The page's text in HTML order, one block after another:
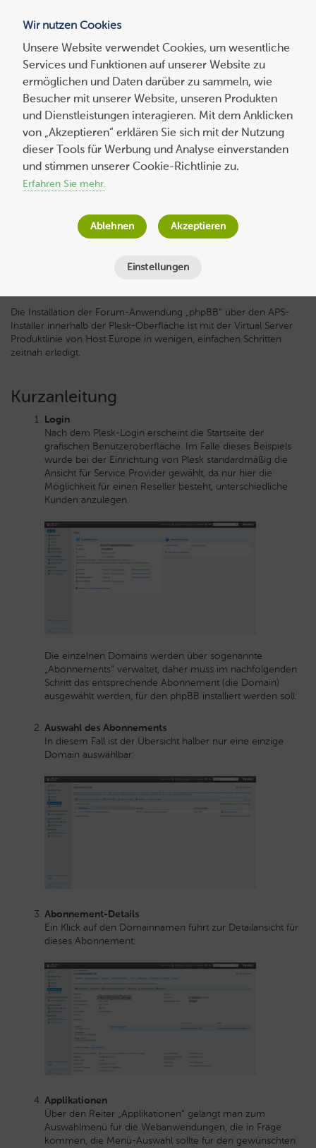
Suchen
nach:
HowTo: Wie installiert man phpBB über
das Pleskpanel
Thomas von Mengden am
27. Februar 2015
Minuten
Die Installation der Forum-Anwendung „phpBB“ über den APS-
Installer innerhalb der Plesk-Oberfläche ist mit der Virtual Server
Produktlinie von Host Europe in wenigen, einfachen Schritten
zeitnah erledigt.
Kurzanleitung
Login
Nach dem Plesk-Login erscheint die Startseite der
grafischen Benutzeroberfläche. Im Falle dieses Beispiels
wurde bei der Einrichtung von Plesk standardmäßig die
Ansicht für Service Provider gewählt, da nur hier die
Möglichkeit für einen Reseller besteht, unterschiedliche
Kunden anzulegen.
Die einzelnen Domains werden über sogenannte
„Abonnements“ verwaltet, daher muss im nachfolgenden
Schritt das entsprechende Abonnement (die Domain)
ausgewählt werden, für den phpBB installiert werden soll:
Auswahl des Abonnements
In diesem Fall ist der Übersicht halber nur eine einzige
Domain auswählbar:
Abonnement-Details
Ein Klick auf den Domainnamen führt zur Detailansicht für
dieses Abonnement:
Applikationen
Über den Reiter „Applikationen“ gelangt man zum
Auswahlmenü für die Webanwendungen, die in Frage
kommen, die Menü-Auswahl sollte für den gewünschten
Wir nutzen Cookies
Unsere Website verwendet Cookies, um wesentliche
Services und Funktionen auf unserer Website zu
ermöglichen und Daten darüber zu sammeln, wie
Besucher mit unserer Website, unseren Produkten
und Dienstleistungen interagieren. Mit dem Anklicken
von „Akzeptieren“ erklären Sie sich mit der Nutzung
dieser Tools für Werbung und Analyse einverstanden
und stimmen unserer Cookie-Richtlinie zu.
Erfahren Sie mehr.
Einstellungen
Ablehnen Akzeptieren